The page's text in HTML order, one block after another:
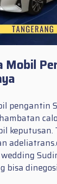
Mobil
pengantin
keputusan.
bisa